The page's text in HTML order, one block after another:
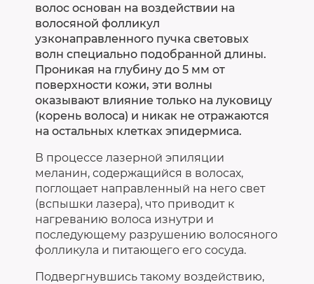
волос основан на воздействии на
волосяной фолликул
узконаправленного пучка световых
волн специально подобранной длины.
Проникая на глубину до 5 мм от
поверхности кожи, эти волны
оказывают влияние только на луковицу
(корень волоса) и никак не отражаются
на остальных клетках эпидермиса.
В процессе лазерной эпиляции
меланин, содержащийся в волосах,
поглощает направленный на него свет
(вспышки лазера), что приводит к
нагреванию волоса изнутри и
последующему разрушению волосяного
фолликула и питающего его сосуда.
Подвергнувшись такому воздействию,